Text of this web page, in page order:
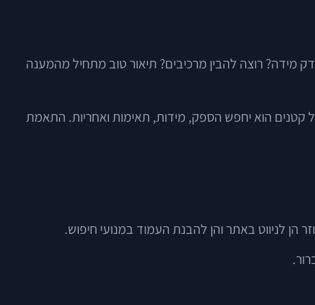
מידה? רוצה להבין מרכיבים? תיאור טוב מתחיל מהמענה
קטנים הוא יחפש הספק, מידות, תאימות ואחריות. התאמת
הן לניווט באתר והן להבנת העמוד במנועי חיפוש.